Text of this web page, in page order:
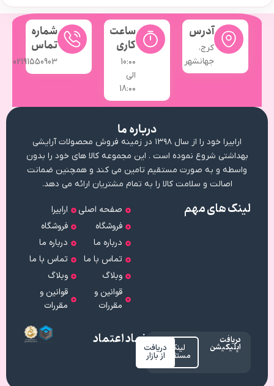
آدرس
کرج،
جهانشهر
ساعت
کاری
10:۰۰
الی
18:۰۰
شماره
تماس
02191550903
لینک های مهم
صفحه اصلی
فروشگاه
درباره ما
تماس با ما
وبلاگ
قوانین و
مقررات
ارابیرا
فروشگاه
درباره ما
تماس با ما
وبلاگ
قوانین و
مقررات
درباره ما
ارابیرا خود را از سال ۱۳۹۸ در زمینه فروش محصولات آرایشی
بهداشتی شروع نموده است . این مجموعه کالا های خود را بدون
واسطه و به صورت مستقیم تامین می کند و همچنین ضمانت
اصالت و سلامت کالا را به تمام مشتریان ارائه می دهد.
دریافت
اپلیکیشن لینک
مستقیم
دریافت
از بازار
نماد اعتماد